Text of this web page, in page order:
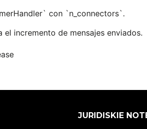
con `n_connectors`.
el incremento de mensajes enviados.
JURIDISKIE